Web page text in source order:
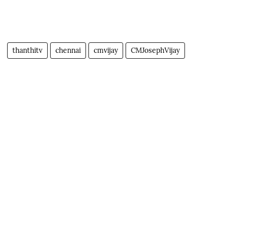
thanthitv chennai cmvijay CMJosephVijay